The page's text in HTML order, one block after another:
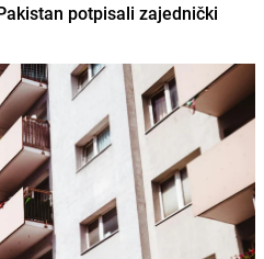
potpisali zajednički